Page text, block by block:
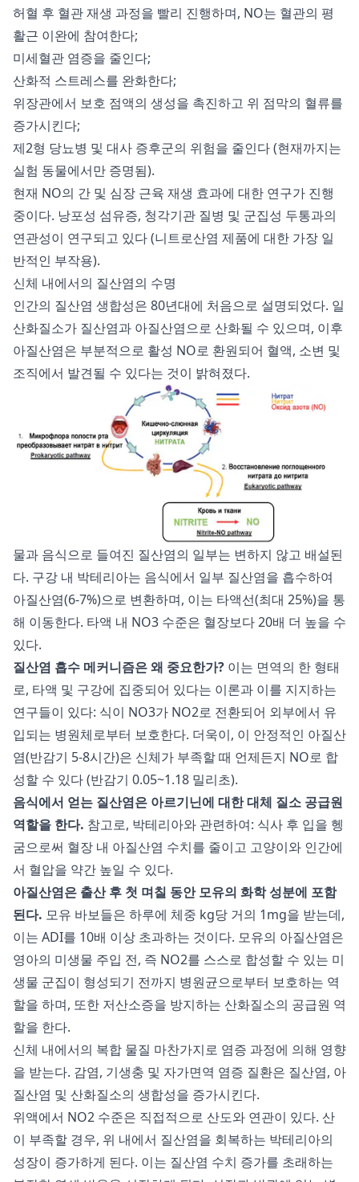
허혈 후 혈관 재생 과정을 빨리 진행하며, NO는 혈관의 평
활근 이완에 참여한다;
미세혈관 염증을 줄인다;
산화적 스트레스를 완화한다;
위장관에서 보호 점액의 생성을 촉진하고 위 점막의 혈류를
증가시킨다;
제2형 당뇨병 및 대사 증후군의 위험을 줄인다 (현재까지는
실험 동물에서만 증명됨).
현재 NO의 간 및 심장 근육 재생 효과에 대한 연구가 진행
중이다. 낭포성 섬유증, 청각기관 질병 및 군집성 두통과의
연관성이 연구되고 있다 (니트로산염 제품에 대한 가장 일
반적인 부작용).
신체 내에서의 질산염의 수명
인간의 질산염 생합성은 80년대에 처음으로 설명되었다. 일
산화질소가 질산염과 아질산염으로 산화될 수 있으며, 이후
아질산염은 부분적으로 활성 NO로 환원되어 혈액, 소변 및
조직에서 발견될 수 있다는 것이 밝혀졌다.
물과 음식으로 들여진 질산염의 일부는 변하지 않고 배설된
다. 구강 내 박테리아는 음식에서 일부 질산염을 흡수하여
아질산염(6-7%)으로 변환하며, 이는 타액선(최대 25%)을 통
해 이동한다. 타액 내 NO3 수준은 혈장보다 20배 더 높을 수
있다.
질산염 흡수 메커니즘은 왜 중요한가? 이는 면역의 한 형태
로, 타액 및 구강에 집중되어 있다는 이론과 이를 지지하는
연구들이 있다: 식이 NO3가 NO2로 전환되어 외부에서 유
입되는 병원체로부터 보호한다. 더욱이, 이 안정적인 아질산
염(반감기 5-8시간)은 신체가 부족할 때 언제든지 NO로 합
성할 수 있다 (반감기 0.05~1.18 밀리초).
음식에서 얻는 질산염은 아르기닌에 대한 대체 질소 공급원
역할을 한다. 참고로, 박테리아와 관련하여: 식사 후 입을 헹
굼으로써 혈장 내 아질산염 수치를 줄이고 고양이와 인간에
서 혈압을 약간 높일 수 있다.
아질산염은 출산 후 첫 며칠 동안 모유의 화학 성분에 포함
된다. 모유 바보들은 하루에 체중 kg당 거의 1mg을 받는데,
이는 ADI를 10배 이상 초과하는 것이다. 모유의 아질산염은
영아의 미생물 주입 전, 즉 NO2를 스스로 합성할 수 있는 미
생물 군집이 형성되기 전까지 병원균으로부터 보호하는 역
할을 하며, 또한 저산소증을 방지하는 산화질소의 공급원 역
할을 한다.
신체 내에서의 복합 물질 마찬가지로 염증 과정에 의해 영향
을 받는다. 감염, 기생충 및 자가면역 염증 질환은 질산염, 아
질산염 및 산화질소의 생합성을 증가시킨다.
위액에서 NO2 수준은 직접적으로 산도와 연관이 있다. 산
이 부족할 경우, 위 내에서 질산염을 회복하는 박테리아의
성장이 증가하게 된다. 이는 질산염 수치 증가를 초래하는